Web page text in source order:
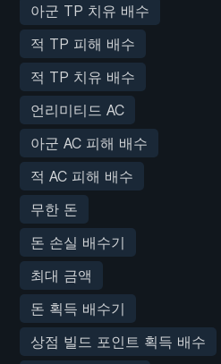
아군 TP 치유 배수
적 TP 피해 배수
적 TP 치유 배수
언리미티드 AC
아군 AC 피해 배수
적 AC 피해 배수
무한 돈
돈 손실 배수기
최대 금액
돈 획득 배수기
상점 빌드 포인트 획득 배수